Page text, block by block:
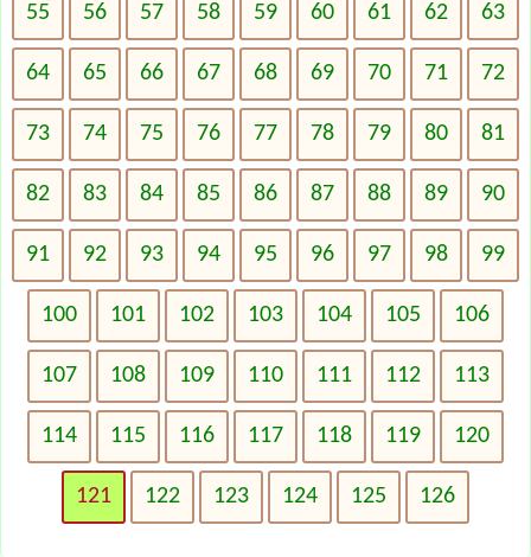
55 56 57 58 59 60 61 62 63
64 65 66 67 68 69 70 71 72
73 74 75 76 77 78 79 80 81
82 83 84 85 86 87 88 89 90
91 92 93 94 95 96 97 98 99
100 101 102 103 104 105 106
107 108 109 110 111 112 113
114 115 116 117 118 119 120
121 122 123 124 125 126